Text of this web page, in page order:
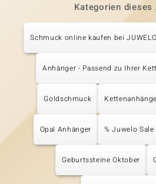
Kategorien
Schmuck online kaufen bei JUWELO
Anhänger - Passend zu Ihrer
Goldschmuck
Opal Anhänger % Juwelo
Geburtssteine Oktober